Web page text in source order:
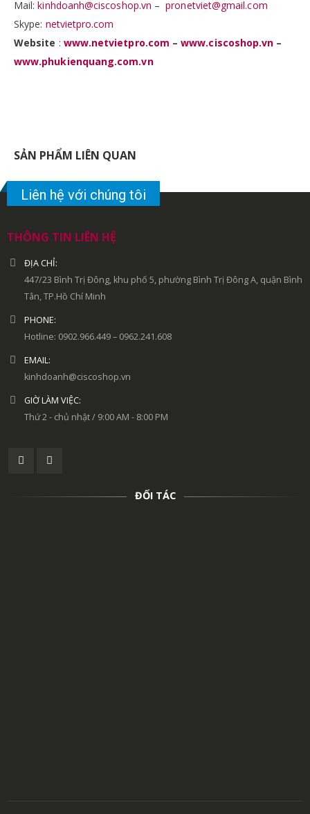
Mail:kinhdoanh@ciscoshop.vn –pronetviet@gmail.com
Skype: netvietpro.com
Website : www.netvietpro.com –www.ciscoshop.vn –
www.phukienquang.com.vn
SẢN PHẨM LIÊN QUAN
Liên hệ với chúng tôi
THÔNG TIN LIÊN HỆ
ĐỊA CHỈ:
447/23 Bình Trị Đông, khu phố 5, phường Bình Trị Đông A, quận Bình
Tân, TP.Hồ Chí Minh
PHONE:
Hotline: 0902.966.449 – 0962.241.608
EMAIL:
kinhdoanh@ciscoshop.vn
GIỜ LÀM VIỆC:
Thứ 2 - chủ nhật / 9:00 AM - 8:00 PM
ĐỐI TÁC